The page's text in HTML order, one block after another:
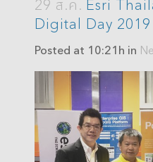
Digital Day 2019
Posted at 10:21h in